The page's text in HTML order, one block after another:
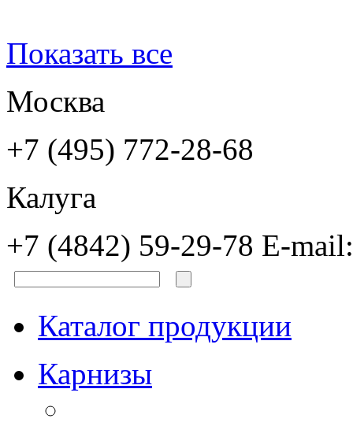
Показать все
Москва
+7 (495) 772-28-68
Калуга
+7 (4842) 59-29-78 E-
Каталог продукции
Карнизы